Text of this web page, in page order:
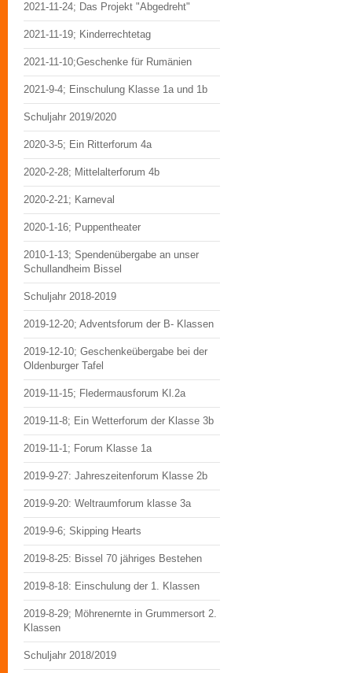
2021-11-24; Das Projekt "Abgedreht"
2021-11-19; Kinderrechtetag
2021-11-10;Geschenke für Rumänien
2021-9-4; Einschulung Klasse 1a und 1b
Schuljahr 2019/2020
2020-3-5; Ein Ritterforum 4a
2020-2-28; Mittelalterforum 4b
2020-2-21; Karneval
2020-1-16; Puppentheater
2010-1-13; Spendenübergabe an unser
Schullandheim Bissel
Schuljahr 2018-2019
2019-12-20; Adventsforum der B- Klassen
2019-12-10; Geschenkeübergabe bei der
Oldenburger Tafel
2019-11-15; Fledermausforum Kl.2a
2019-11-8; Ein Wetterforum der Klasse 3b
2019-11-1; Forum Klasse 1a
2019-9-27: Jahreszeitenforum Klasse 2b
2019-9-20: Weltraumforum klasse 3a
2019-9-6; Skipping Hearts
2019-8-25: Bissel 70 jähriges Bestehen
2019-8-18: Einschulung der 1. Klassen
2019-8-29; Möhrenernte in Grummersort 2.
Klassen
Schuljahr 2018/2019